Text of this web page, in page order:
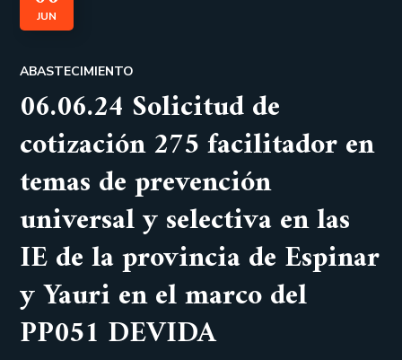
JUN
ABASTECIMIENTO
06.06.24 Solicitud de
cotización 275 facilitador en
temas de prevención
universal y selectiva en las
IE de la provincia de Espinar
y Yauri en el marco del
PP051 DEVIDA